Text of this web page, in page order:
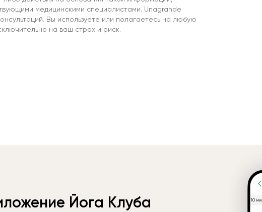
медицинскими специалистами. Unagrande
Вы используете или полагаетесь на любую
на ваш страх и риск.
Йога Клуба